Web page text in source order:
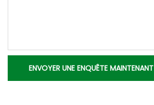
ENVOYER UNE ENQUÊTE MAINTENANT